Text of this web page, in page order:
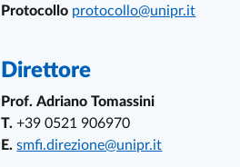
Protocollo protocollo@unipr.it
Direttore
Prof. Adriano Tomassini
T. +39 0521 906970
E. smfi.direzione@unipr.it